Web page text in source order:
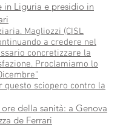
in Liguria e presidio in
Magliozzi (CISL
a credere nel
concretizzare la
Proclamiamo lo
questo sciopero contro la
della sanità: a Genova
de Ferrari